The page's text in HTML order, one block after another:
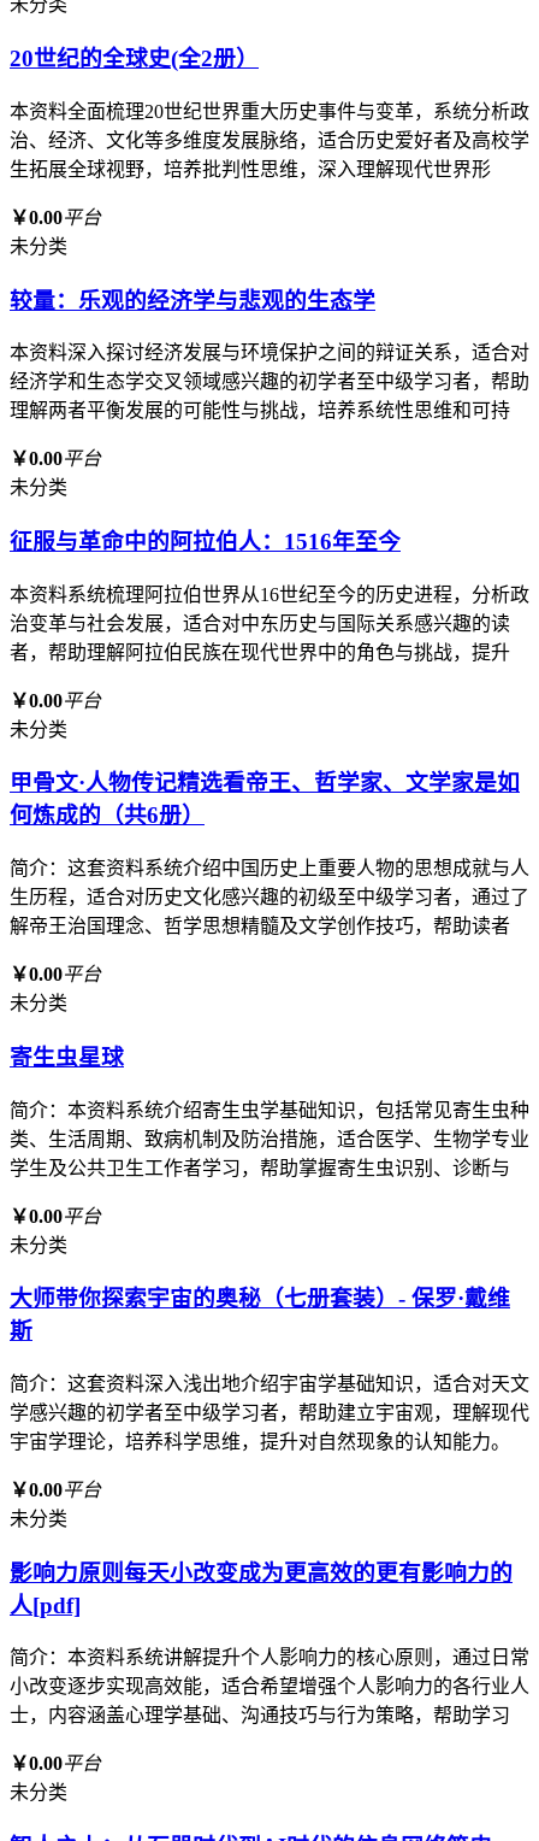
未分类
20世纪的全球史(全2册）
本资料全面梳理20世纪世界重大历史事件与变革，系统分析政
治、经济、文化等多维度发展脉络，适合历史爱好者及高校学
生拓展全球视野，培养批判性思维，深入理解现代世界形
￥0.00平台
未分类
较量：乐观的经济学与悲观的生态学
本资料深入探讨经济发展与环境保护之间的辩证关系，适合对
经济学和生态学交叉领域感兴趣的初学者至中级学习者，帮助
理解两者平衡发展的可能性与挑战，培养系统性思维和可持
￥0.00平台
未分类
征服与革命中的阿拉伯人：1516年至今
本资料系统梳理阿拉伯世界从16世纪至今的历史进程，分析政
治变革与社会发展，适合对中东历史与国际关系感兴趣的读
者，帮助理解阿拉伯民族在现代世界中的角色与挑战，提升
￥0.00平台
未分类
甲骨文·人物传记精选看帝王、哲学家、文学家是如
何炼成的（共6册）
简介：这套资料系统介绍中国历史上重要人物的思想成就与人
生历程，适合对历史文化感兴趣的初级至中级学习者，通过了
解帝王治国理念、哲学思想精髓及文学创作技巧，帮助读者
￥0.00平台
未分类
寄生虫星球
简介：本资料系统介绍寄生虫学基础知识，包括常见寄生虫种
类、生活周期、致病机制及防治措施，适合医学、生物学专业
学生及公共卫生工作者学习，帮助掌握寄生虫识别、诊断与
￥0.00平台
未分类
大师带你探索宇宙的奥秘（七册套装）- 保罗·戴维
斯
简介：这套资料深入浅出地介绍宇宙学基础知识，适合对天文
学感兴趣的初学者至中级学习者，帮助建立宇宙观，理解现代
宇宙学理论，培养科学思维，提升对自然现象的认知能力。
￥0.00平台
未分类
影响力原则每天小改变成为更高效的更有影响力的
人[pdf]
简介：本资料系统讲解提升个人影响力的核心原则，通过日常
小改变逐步实现高效能，适合希望增强个人影响力的各行业人
士，内容涵盖心理学基础、沟通技巧与行为策略，帮助学习
￥0.00平台
未分类